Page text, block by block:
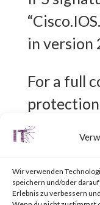
Wir verwenden
speichern und/oder
Erlebnis zu verbessern
in version
For a full
Labs,
Alert
What is